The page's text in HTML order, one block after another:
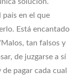
país en el que
Está encantado
tan falsos y
de juzgarse a sí
pagar cada cual